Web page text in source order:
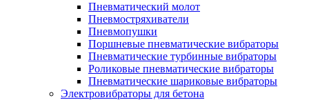
Пневматический молот
Пневмостряхиватели
Пневмопушки
Поршневые пневматические вибраторы
Пневматические турбинные вибраторы
Роликовые пневматические вибраторы
Пневматические шариковые вибраторы
Электровибраторы для бетона